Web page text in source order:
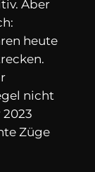
Aber
heute
nicht
Züge